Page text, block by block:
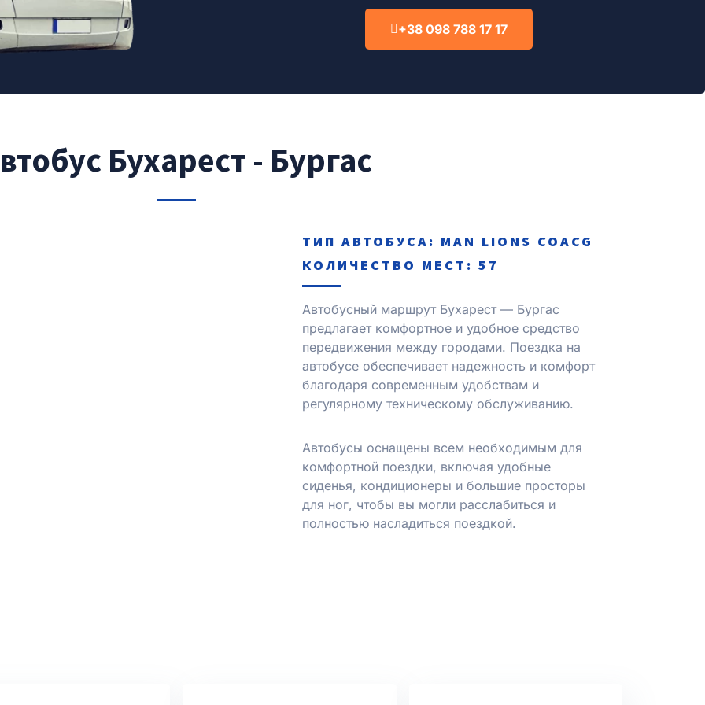
+38 098 788 17 17
Бухарест - Бургас
ТИП АВТОБУСА: MAN LIONS COACG
КОЛИЧЕСТВО МЕСТ: 57
Автобусный маршрут Бухарест — Бургас
предлагает комфортное и удобное средство
передвижения между городами. Поездка на
автобусе обеспечивает надежность и комфорт
благодаря современным удобствам и
регулярному техническому обслуживанию.
Автобусы оснащены всем необходимым для
комфортной поездки, включая удобные
сиденья, кондиционеры и большие просторы
для ног, чтобы вы могли расслабиться и
полностью насладиться поездкой.